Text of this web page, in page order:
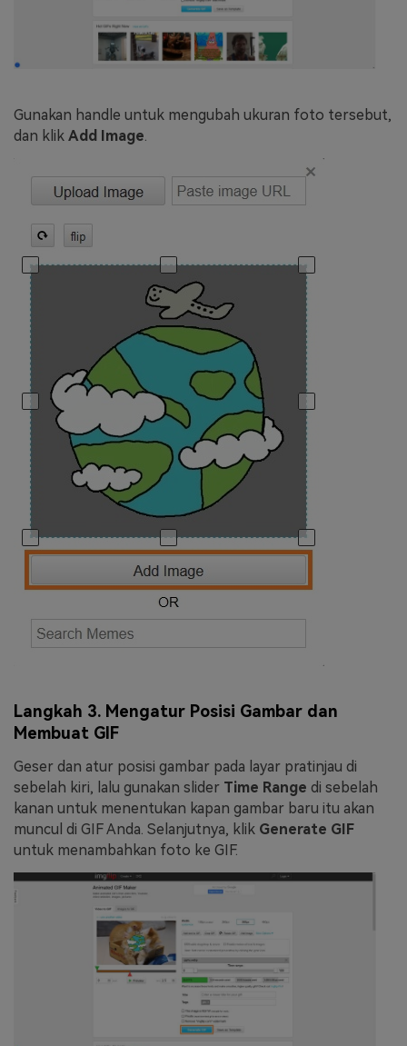
Gunakan handle untuk mengubah ukuran foto tersebut,
dan klik Add Image
Langkah 3. Mengatur Posisi Gambar dan
Membuat GIF
Geser dan atur posisi gambar pada layar pratinjau di
sebelah kiri, lalu gunakan slider Time Range di sebelah
kanan untuk menentukan kapan gambar baru itu akan
muncul di GIF Anda. Selanjutnya, klik Generate GIF
untuk menambahkan foto ke GIF.